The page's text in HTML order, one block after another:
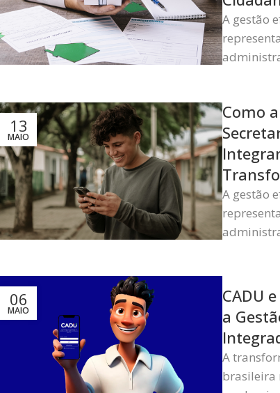
A gestão
13
MAIO
Como
A gestão
06
MAIO
CADU
a
A
brasileira